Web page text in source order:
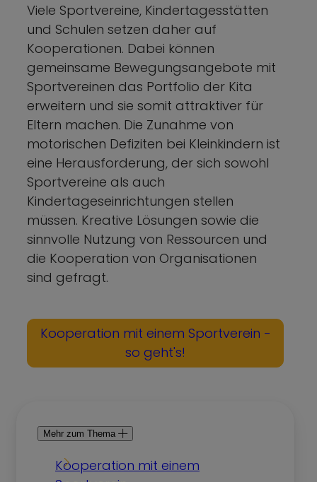
Viele Sportvereine, Kindertagesstätten
und Schulen setzen daher auf
Kooperationen. Dabei können
gemeinsame Bewegungsangebote mit
Sportvereinen das Portfolio der Kita
erweitern und sie somit attraktiver für
Eltern machen. Die Zunahme von
motorischen Defiziten bei Kleinkindern ist
eine Herausforderung, der sich sowohl
Sportvereine als auch
Kindertageseinrichtungen stellen
müssen. Kreative Lösungen sowie die
sinnvolle Nutzung von Ressourcen und
die Kooperation von Organisationen
sind gefragt.
Kooperation mit einem Sportverein -
so geht's!
Mehr zum Thema
Kooperation mit einem